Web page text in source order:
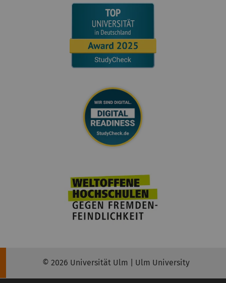
© 2026 Universität Ulm | Ulm University